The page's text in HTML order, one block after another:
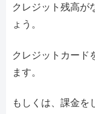
クレジット残高が
ょう。
クレジットカード
ます。
もしくは、課金を